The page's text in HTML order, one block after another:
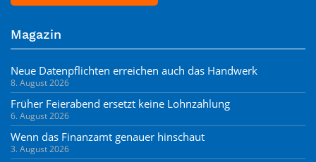
Magazin
Neue Datenpflichten erreichen auch das Handwerk
8. August 2026
Früher Feierabend ersetzt keine Lohnzahlung
6. August 2026
Wenn das Finanzamt genauer hinschaut
3. August 2026